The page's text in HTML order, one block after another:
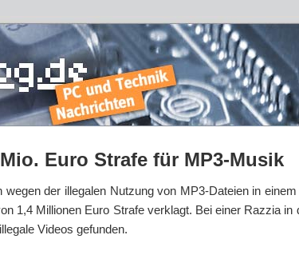
Euro Strafe für MP3-Musik
wegen der illegalen Nutzung von MP3-Dateien in
1,4 Millionen Euro Strafe verklagt. Bei einer Razzia in
Videos gefunden.